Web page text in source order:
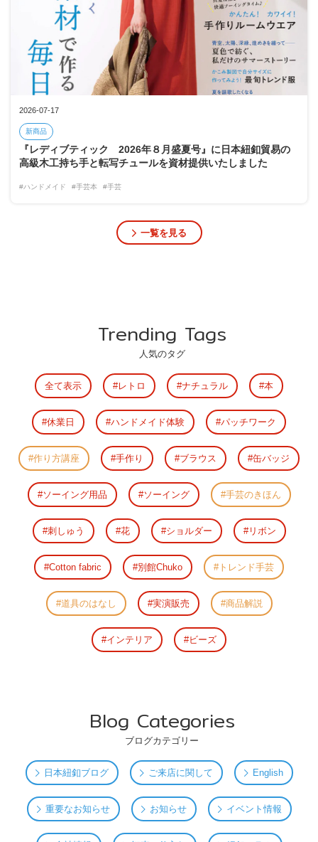
2026-07-17
新商品
『レディブティック 2026年８月盛夏号』に日本紐釦貿易の
高級木工持ち手と転写チュールを資材提供いたしました
#ハンドメイド #手芸本 #手芸
一覧を見る
Trending Tags
人気のタグ
全て表示 レトロ ナチュラル 本
休業日 ハンドメイド体験 パッチワーク
作り方講座 手作り ブラウス 缶バッジ
ソーイング用品 ソーイング 手芸のきほん
刺しゅう 花 ショルダー リボン
Cotton fabric 別館Chuko トレンド手芸
道具のはなし 実演販売 商品解説
インテリア ビーズ
Blog Categories
ブログカテゴリー
日本紐釦ブログ ご来店に関して English
重要なお知らせ お知らせ イベント情報